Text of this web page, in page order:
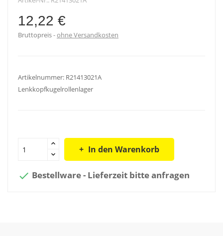
12,22 €
Bruttopreis ohne Versandkosten
Artikelnummer: R21413021A
Lenkkopfkugelrollenlager
In den Warenkorb
 Bestellware - Lieferzeit bitte anfragen